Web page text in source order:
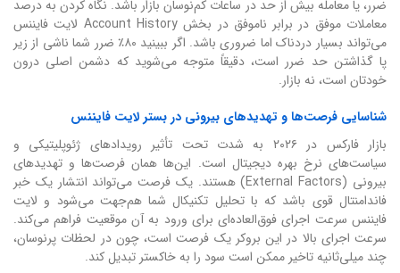
ضرر، یا معامله بیش از حد در ساعات کم‌نوسان بازار باشد. نگاه کردن به درصد
معاملات موفق در برابر ناموفق در بخش Account History لایت فایننس
می‌تواند بسیار دردناک اما ضروری باشد. اگر ببینید ۸۰٪ ضرر شما ناشی از زیر
پا گذاشتن حد ضرر است، دقیقاً متوجه می‌شوید که دشمن اصلی درون
خودتان است، نه بازار.
شناسایی فرصت‌ها و تهدیدهای بیرونی در بستر لایت فایننس
بازار فارکس در ۲۰۲۶ به شدت تحت تأثیر رویدادهای ژئوپلیتیکی و
سیاست‌های نرخ بهره دیجیتال است. این‌ها همان فرصت‌ها و تهدیدهای
بیرونی (External Factors) هستند. یک فرصت می‌تواند انتشار یک خبر
فاندامنتال قوی باشد که با تحلیل تکنیکال شما هم‌جهت می‌شود و لایت
فایننس سرعت اجرای فوق‌العاده‌ای برای ورود به آن موقعیت فراهم می‌کند.
سرعت اجرای بالا در این بروکر یک فرصت است، چون در لحظات پرنوسان،
چند میلی‌ثانیه تاخیر ممکن است سود را به خاکستر تبدیل کند.